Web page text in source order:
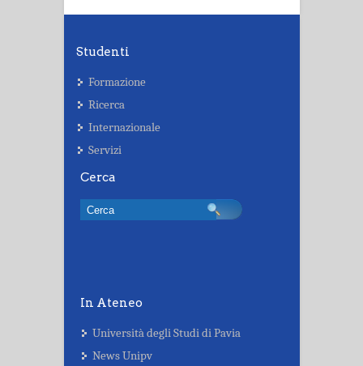
Studenti
Formazione
Ricerca
Internazionale
Servizi
Cerca
In Ateneo
Università degli Studi di Pavia
News Unipv